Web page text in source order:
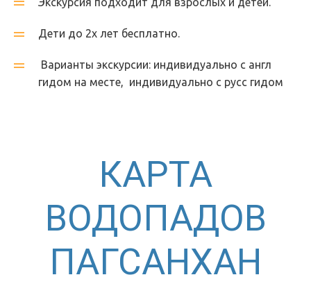
Дети до 2х лет бесплатно.
Варианты экскурсии: индивидуально с англ
гидом на месте,  индивидуально с русс гидом
КАРТА
ВОДОПАДОВ
ПАГСАНХАН